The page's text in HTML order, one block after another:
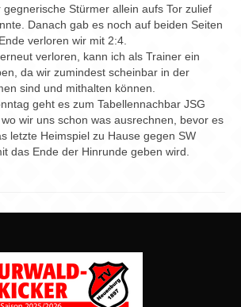
Stürmer allein aufs Tor zulief
Danach gab es noch auf beiden Seiten
verloren wir mit 2:4.
verloren, kann ich als Trainer ein
da wir zumindest scheinbar in der
sind und mithalten können.
geht es zum Tabellennachbar JSG
wir uns schon was ausrechnen, bevor es
letzte Heimspiel zu Hause gegen SW
das Ende der Hinrunde geben wird.